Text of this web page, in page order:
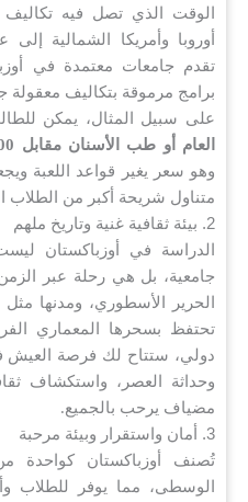
الوقت الذي تصل فيه
أوروبا وأمريكا الشمالية
تقدم جامعات معتمدة في
برامج مرموقة بتكاليف معقولة
على سبيل المثال، يمكن
العام أو طب الأسنان مقابل 3,600 دولار أمريكي سنوياً فقط
وهو سعر يغير قواعد اللعبة
متناول شريحة أكبر من الطلاب
2. بيئة ثقافية غنية وتاريخ ملهم
الدراسة في أوزباكستان
جامعية، بل هي رحلة عبر
الحرير الأسطوري، ومدنها
تحتفظ بسحرها المعماري
دولي، ستتاح لك فرصة العيش
وحداثة العصر، واستكشاف
مضياف يرحب بالجميع.
3. أمان واستقرار وبيئة مرحبة
تُصنف أوزباكستان كواحدة
الوسطى، مما يوفر للطلاب